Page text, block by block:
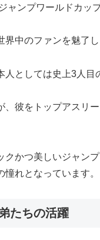
ャンプワールドカッ
界中のファンを魅了し
人としては史上3人目
、彼をトップアスリ
クかつ美しいジャン
憧れとなっています。
たちの活躍